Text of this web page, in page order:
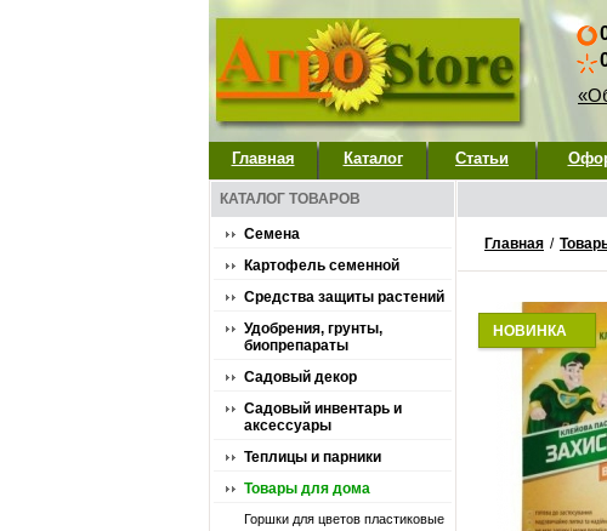
Главная Каталог Статьи
КАТАЛОГ ТОВАРОВ
Семена
Картофель семенной
Средства защиты растений
Удобрения, грунты,
биопрепараты
Садовый декор
Садовый инвентарь и
аксессуары
Теплицы и парники
Товары для дома
Горшки для цветов пластиковые
Главная /
НОВИНКА